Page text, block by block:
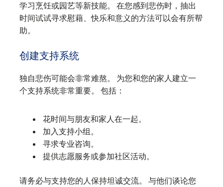
学习烹饪或园艺等新技能。 在您感到悲伤时，抽出
时间试试寻求慰藉、快乐和意义的方法可以会有所帮
助。
创建支持系统
独自悲伤可能会非常难熬。 为您和您的家人建立一
个支持系统非常重要。 包括：
花时间与朋友和家人在一起。
加入支持小组。
寻求专业咨询。
提供志愿服务或参加社区活动。
请务必与支持您的人保持坦诚交流。 与他们谈论您